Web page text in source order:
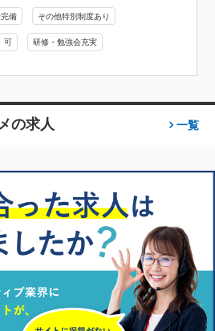
備 その他特別制度あり
研修・勉強会充実
の求人 一覧